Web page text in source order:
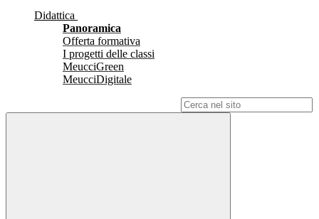
Didattica
Panoramica
Offerta formativa
I progetti delle classi
MeucciGreen
MeucciDigitale